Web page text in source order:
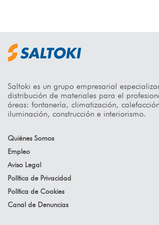
Saltoki es un grupo empresarial
distribución de materiales para el
áreas: fontanería, climatización,
iluminación, construcción e interiorismo.
Quiénes Somos
Empleo
Aviso Legal
Política de Privacidad
Política de Cookies
Canal de Denuncias